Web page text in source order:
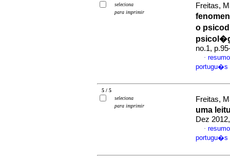
seleciona
para imprimir
Freitas,
o
no.1,
·
portugu�s
5 / 5
seleciona
para imprimir
Freitas,
uma
Dez
·
portugu�s